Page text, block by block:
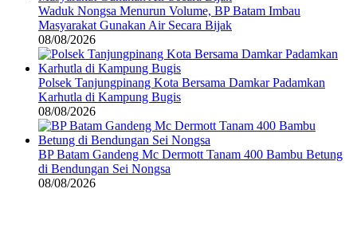
Waduk Nongsa Menurun Volume, BP Batam Imbau
Masyarakat Gunakan Air Secara Bijak
08/08/2026
Polsek Tanjungpinang Kota Bersama Damkar Padamkan
Karhutla di Kampung Bugis
08/08/2026
BP Batam Gandeng Mc Dermott Tanam 400 Bambu Betung
di Bendungan Sei Nongsa
08/08/2026